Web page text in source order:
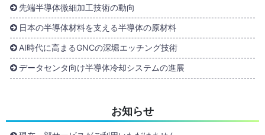
先端半導体微細加工技術の動向
日本の半導体材料を支える半導体の原材料
AI時代に高まるGNCの深堀エッチング技術
データセンタ向け半導体冷却システムの進展
お知らせ